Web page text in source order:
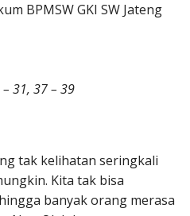
BPMSW GKI SW Jateng
– 31, 37 – 39
tak kelihatan seringkali
Kita tak bisa
banyak orang merasa